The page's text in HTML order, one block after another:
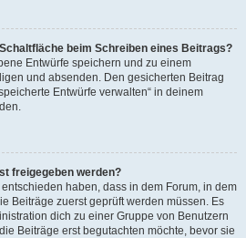
beim Schreiben eines Beitrags?
Entwürfe speichern und zu einem
und absenden. Den gesicherten Beitrag
Entwürfe verwalten“ in deinem
freigegeben werden?
haben, dass in dem Forum, in dem
Beiträge zuerst geprüft werden müssen. Es
dich zu einer Gruppe von Benutzern
Beiträge erst begutachten möchte, bevor sie